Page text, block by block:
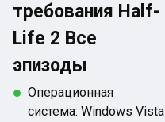
требования Half-
Life 2 Все
эпизоды
Операционная
система: Windows Vista